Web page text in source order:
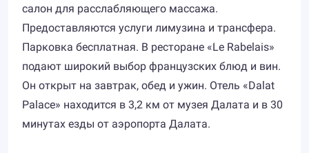
салон для расслабляющего массажа.
Предоставляются услуги лимузина и трансфера.
Парковка бесплатная. В ресторане «Le Rabelais»
подают широкий выбор французских блюд и вин.
Он открыт на завтрак, обед и ужин. Отель «Dalat
Palace» находится в 3,2 км от музея Далата и в 30
минутах езды от аэропорта Далата.